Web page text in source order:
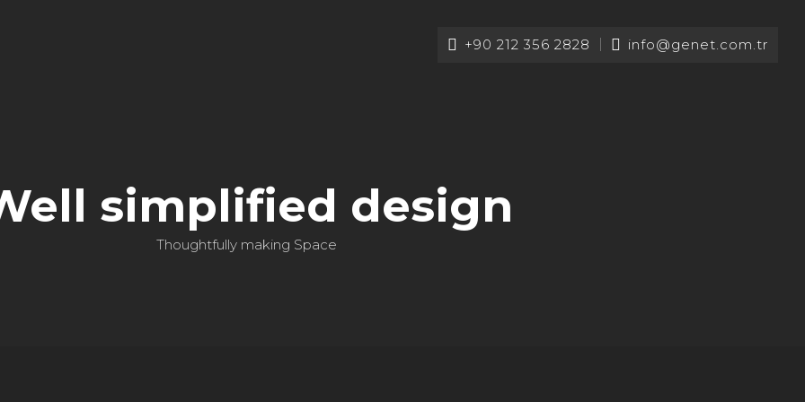
+90 212 356 2828 info@genet.com.tr
simplified design
Thoughtfully making Space